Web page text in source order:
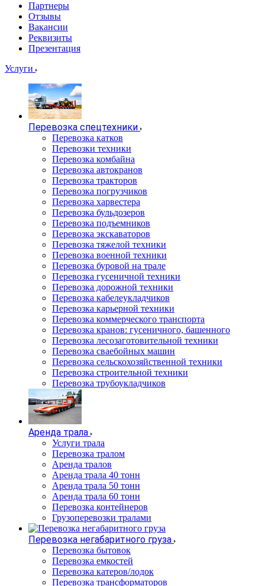
Партнеры
Отзывы
Вакансии
Реквизиты
Презентация
Услуги
Перевозка спецтехники
Перевозка катков
Перевозки техники
Перевозка комбайна
Перевозка автокранов
Перевозка тракторов
Перевозка погрузчиков
Перевозка харвестера
Перевозка бульдозеров
Перевозка подъемников
Перевозка экскаваторов
Перевозка тяжелой техники
Перевозка военной техники
Перевозка буровой на трале
Перевозка гусеничной техники
Перевозка дорожной техники
Перевозка кабелеукладчиков
Перевозка карьерной техники
Перевозка коммерческого транспорта
Перевозка кранов: гусеничного, башенного
Перевозка лесозаготовительной техники
Перевозка сваебойных машин
Перевозка сельскохозяйственной техники
Перевозка строительной техники
Перевозка трубоукладчиков
Аренда трала
Услуги трала
Перевозка тралом
Аренда тралов
Аренда трала 40 тонн
Аренда трала 50 тонн
Аренда трала 60 тонн
Перевозка контейнеров
Грузоперевозки тралами
Перевозка негабаритного груза
Перевозка бытовок
Перевозка емкостей
Перевозка катеров/лодок
Перевозка трансформаторов